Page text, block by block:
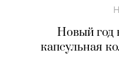
Новый год
капсульная